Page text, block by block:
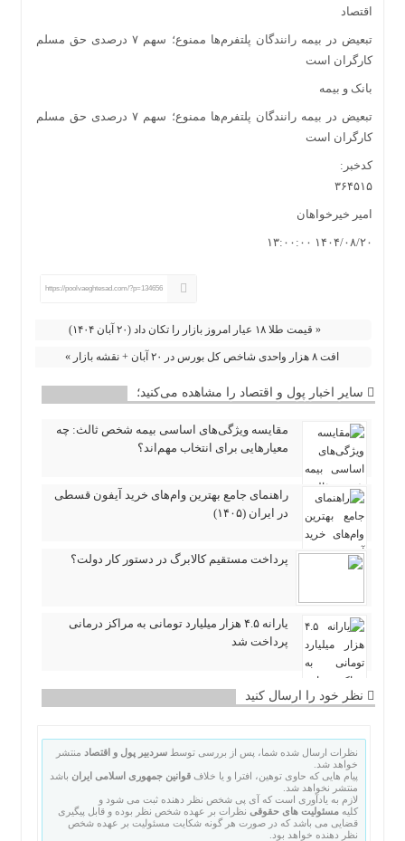
اقتصاد
تبعیض در بیمه رانندگان پلتفرم‌ها ممنوع؛ سهم ۷ درصدی حق مسلم
کارگران است
بانک و بیمه
تبعیض در بیمه رانندگان پلتفرم‌ها ممنوع؛ سهم ۷ درصدی حق مسلم
کارگران است
کدخبر:
۳۶۴۵۱۵
امیر خیرخواهان
۱۴۰۴/۰۸/۲۰ ۱۳:۰۰:۰۰
https://poolvaeghtesad.com/?p=134656
« قیمت طلا ۱۸ عیار امروز بازار را تکان داد (۲۰ آبان ۱۴۰۴)
افت ۸ هزار واحدی شاخص کل بورس در ۲۰ آبان + نقشه بازار »
سایر اخبار پول و اقتصاد را مشاهده می‌کنید؛
مقایسه ویژگی‌های اساسی بیمه شخص ثالث: چه
معیارهایی برای انتخاب مهم‌اند؟
راهنمای جامع بهترین وام‌های خرید آیفون قسطی
در ایران (۱۴۰۵)
پرداخت مستقیم کالابرگ در دستور کار دولت؟
یارانه ۴.۵ هزار میلیارد تومانی به مراکز درمانی
پرداخت شد
نظر خود را ارسال کنید
نظرات ارسال شده شما، پس از بررسی توسط سردبیر پول و اقتصاد منتشر
خواهد شد.
پیام هایی که حاوی توهین، افترا و یا خلاف قوانین جمهوری اسلامی ایران باشد
منتشر نخواهد شد.
لازم به یادآوری است که آی پی شخص نظر دهنده ثبت می شود و
کلیه مسئولیت های حقوقینظرات بر عهده شخص نظر بوده و قابل پیگیری
قضایی می باشد که در صورت هر گونه شکایت مسئولیت بر عهده شخص
نظر دهنده خواهد بود.